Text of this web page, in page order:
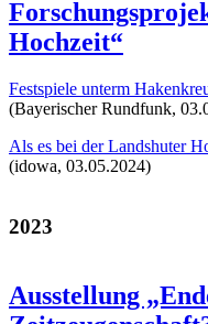
Hochzeit“
Festspiele unterm
(Bayerischer Rundfunk,
Als es bei der Landshuter
(idowa, 03.05.2024)
2023
Ausstellung